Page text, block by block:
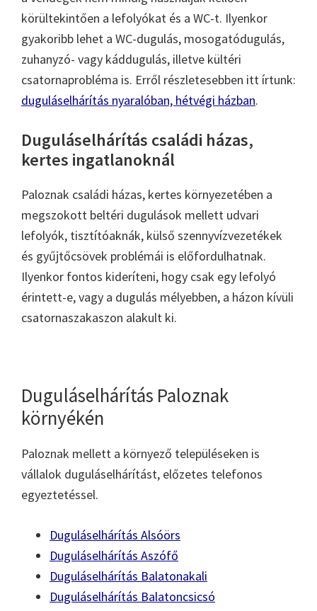
körültekintően a lefolyókat és a WC-t. Ilyenkor
gyakoribb lehet a WC-dugulás, mosogatódugulás,
zuhanyzó- vagy káddugulás, illetve kültéri
csatornaprobléma is. Erről részletesebben itt írtunk:
duguláselhárítás nyaralóban, hétvégi házban.
Duguláselhárítás családi házas,
kertes ingatlanoknál
Paloznak családi házas, kertes környezetében a
megszokott beltéri dugulások mellett udvari
lefolyók, tisztítóaknák, külső szennyvízvezetékek
és gyűjtőcsövek problémái is előfordulhatnak.
Ilyenkor fontos kideríteni, hogy csak egy lefolyó
érintett-e, vagy a dugulás mélyebben, a házon kívüli
csatornaszakaszon alakult ki.
Duguláselhárítás Paloznak
környékén
Paloznak mellett a környező településeken is
vállalok duguláselhárítást, előzetes telefonos
egyeztetéssel.
Duguláselhárítás Alsóörs
Duguláselhárítás Aszófő
Duguláselhárítás Balatonakali
Duguláselhárítás Balatoncsicsó